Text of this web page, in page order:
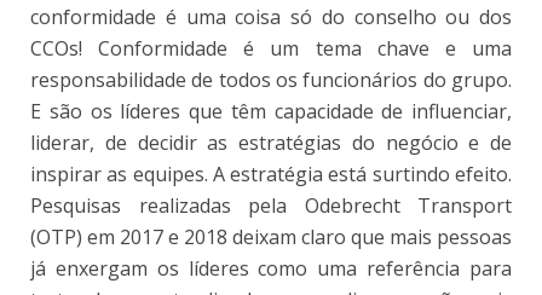
conformidade é uma coisa só do conselho ou dos
CCOs! Conformidade é um tema chave e uma
responsabilidade de todos os funcionários do grupo.
E são os líderes que têm capacidade de influenciar,
liderar, de decidir as estratégias do negócio e de
inspirar as equipes. A estratégia está surtindo efeito.
Pesquisas realizadas pela Odebrecht Transport
(OTP) em 2017 e 2018 deixam claro que mais pessoas
já enxergam os líderes como uma referência para